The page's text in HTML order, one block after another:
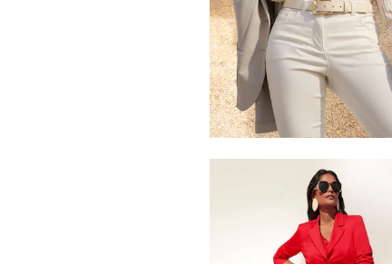
MADELEINE
Blazer
99,95 € 209,95 €
Meilleur prix sous 30 jours**: 199,95 €
319,95 €